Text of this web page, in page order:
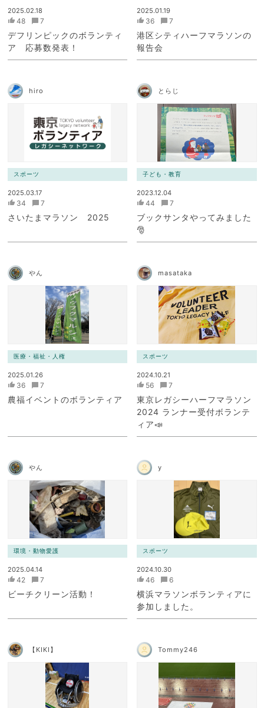
2025.02.18
48 7
デフリンピックのボランティ
ア 応募数発表！
2025.01.19
36 7
港区シティハーフマラソンの
報告会
hiro
スポーツ
2025.03.17
34 7
さいたまマラソン 2025
とらじ
子ども・教育
2023.12.04
44 7
ブックサンタやってみました
🎅
やん
医療・福祉・人権
2025.01.26
36 7
農福イベントのボランティア
masataka
スポーツ
2024.10.21
56 7
東京レガシーハーフマラソン
2024 ランナー受付ボランテ
ィア📣
やん
環境・動物愛護
2025.04.14
42 7
ビーチクリーン活動！
y
スポーツ
2024.10.30
46 6
横浜マラソンボランティアに
参加しました。
【KIKI】 Tommy246